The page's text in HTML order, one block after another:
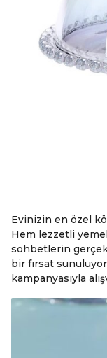
Evinizin en özel
Hem lezzetli
sohbetlerin
bir fırsat
kampanyasıyla